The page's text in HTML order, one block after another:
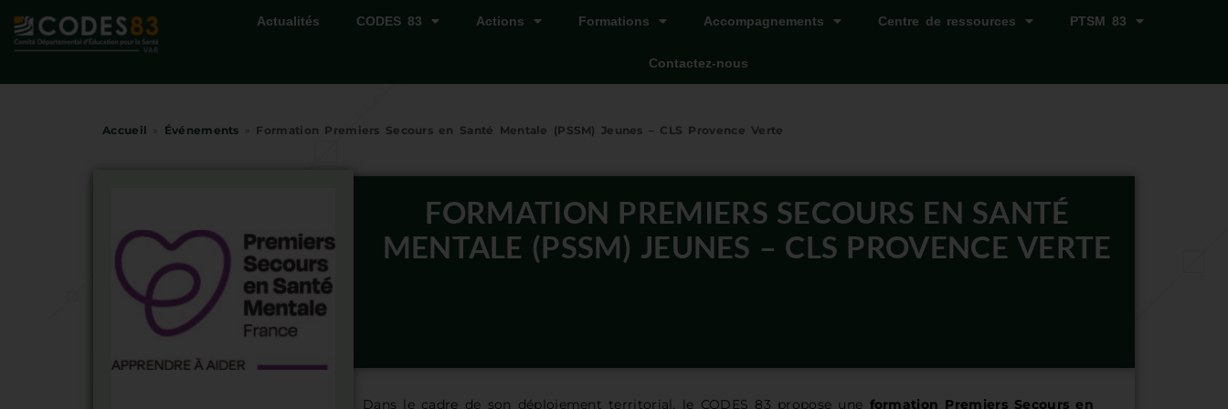
Actualités CODES 83 Actions Formations Accompagnements Centre de ressources PTSM 83
Contactez-nous
Accueil Événements Formation Premiers Secours en Santé Mentale (PSSM) Jeunes – CLS Provence Verte
FORMATION PREMIERS SECOURS EN SANTÉ
MENTALE (PSSM) JEUNES – CLS PROVENCE VERTE
Dans le cadre de son déploiement territorial, le CODES 83 propose une formation Premiers Secours en